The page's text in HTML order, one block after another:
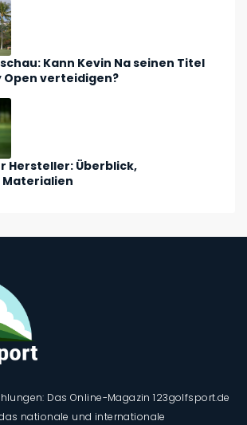
Kann Kevin Na seinen Titel
Open verteidigen?
Hersteller: Überblick,
Materialien
Das Online-Magazin 123golfsport.de
nationale und internationale